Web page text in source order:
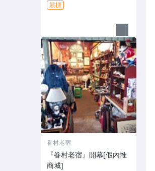
競標
眷村老宿
『眷村老宿』開幕[假內惟
商城]